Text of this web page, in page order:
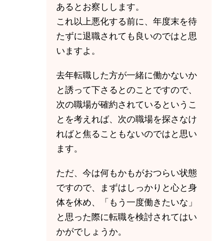
あるとお察しします。
これ以上悪化する前に、年度末を待
たずに退職されても良いのではと思
いますよ。
去年転職した方が一緒に働かないか
と誘って下さるとのことですので、
次の職場が確約されているというこ
とを考えれば、次の職場を探さなけ
ればと焦ることもないのではと思い
ます。
ただ、今は何もかもがおつらい状態
ですので、まずはしっかりと心と身
体を休め、「もう一度働きたいな」
と思った際に転職を検討されてはい
かがでしょうか。